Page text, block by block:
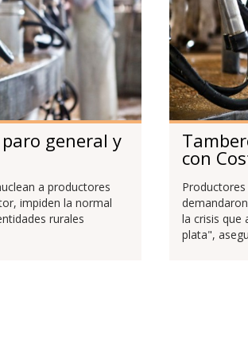
general y
a productores
impiden la normal
rurales
con
la crisis que
plata",